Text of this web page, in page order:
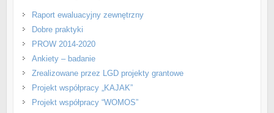
Raport ewaluacyjny zewnętrzny
Dobre praktyki
PROW 2014-2020
Ankiety – badanie
Zrealizowane przez LGD projekty grantowe
Projekt współpracy „KAJAK”
Projekt współpracy “WOMOS”